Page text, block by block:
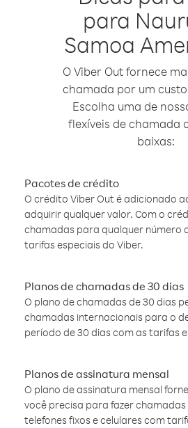
para
Samoa
O Viber Out fornece
chamada por um
Escolha uma de
flexíveis de chamada
baixas:
Pacotes de crédito
O crédito Viber Out é adicionado
adquirir qualquer valor. Com o
chamadas para qualquer número
tarifas especiais do Viber.
Planos de chamadas de 30 dias
O plano de chamadas de 30 dias
chamadas internacionais para o
período de 30 dias com as tarifas
Planos de assinatura mensal
O plano de assinatura mensal
você precisa para fazer
telefones fixos e celulares com